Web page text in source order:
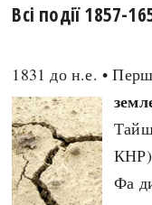
СЬОГОДНІ
Всі події 1857-
1831 до н.е. •
КНР)
Фа